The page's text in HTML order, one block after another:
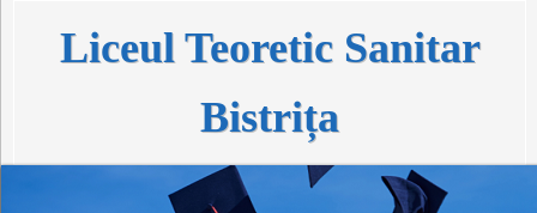
Liceul Teoretic Sanitar
Bistrița